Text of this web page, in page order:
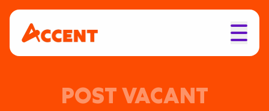
POST VACANT